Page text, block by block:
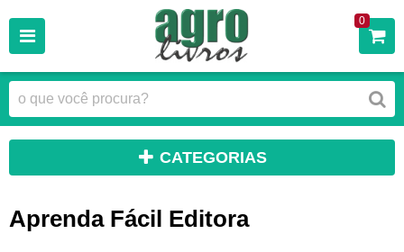
0
CATEGORIAS
Aprenda Fácil Editora